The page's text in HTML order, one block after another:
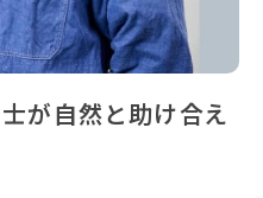
が自然と助け合え